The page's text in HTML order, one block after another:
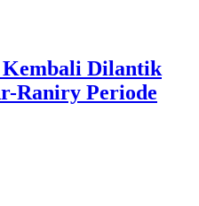
Dilantik
Raniry Periode